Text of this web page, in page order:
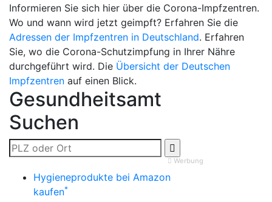
Informieren Sie sich hier über die Corona-Impfzentren.
Wo und wann wird jetzt geimpft? Erfahren Sie die
Adressen der Impfzentren in Deutschland. Erfahren
Sie, wo die Corona-Schutzimpfung in Ihrer Nähre
durchgeführt wird. Die Übersicht der Deutschen
Impfzentren auf einen Blick.
Gesundheitsamt
Suchen
Werbung
Hygieneprodukte bei Amazon
kaufen*